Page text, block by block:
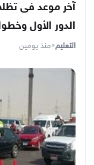
آخر موعد فى
الدور الأول
التعليم•منذ يومين